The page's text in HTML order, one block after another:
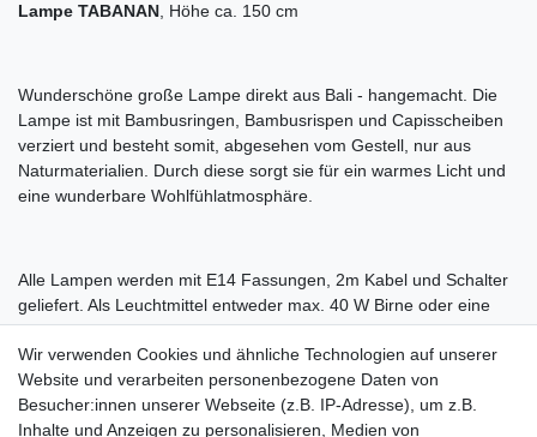
Lampe TABANAN , Höhe ca. 150 cm
Wunderschöne große Lampe direkt aus Bali - hangemacht. Die
Lampe ist mit Bambusringen, Bambusrispen und Capisscheiben
verziert und besteht somit, abgesehen vom Gestell, nur aus
Naturmaterialien. Durch diese sorgt sie für ein warmes Licht und
eine wunderbare Wohlfühlatmosphäre.
Alle Lampen werden mit E14 Fassungen, 2m Kabel und Schalter
geliefert. Als Leuchtmittel entweder max. 40 W Birne oder eine
Energiesparlampe verwenden.
Wir verwenden Cookies und ähnliche Technologien auf unserer
Website und verarbeiten personenbezogene Daten von
Besucher:innen unserer Webseite (z.B. IP-Adresse), um z.B.
Inhalte und Anzeigen zu personalisieren, Medien von